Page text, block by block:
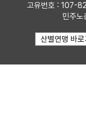
고유번호 : 107-
민주